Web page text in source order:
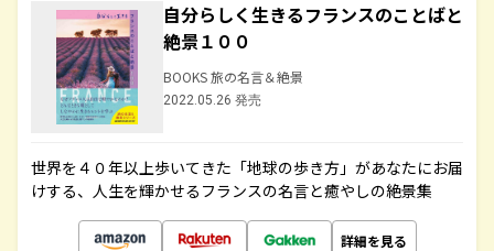
自分らしく生きるフランスのことばと
絶景１００
BOOKS 旅の名言＆絶景
2022.05.26 発売
世界を４０年以上歩いてきた「地球の歩き方」があなたにお届
けする、人生を輝かせるフランスの名言と癒やしの絶景集
詳細を見る